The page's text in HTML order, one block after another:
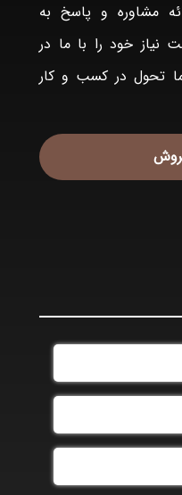
مشاوره و پاسخ به
نیاز خود را با ما در
ما تحول در کسب و کار